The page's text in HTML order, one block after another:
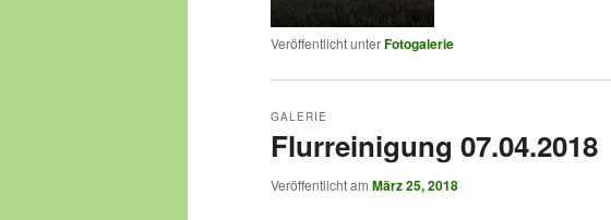
Veröffentlicht unterFotogalerie
Flurreinigung 07.04.2018
GALERIE
Veröffentlicht am März 25, 2018